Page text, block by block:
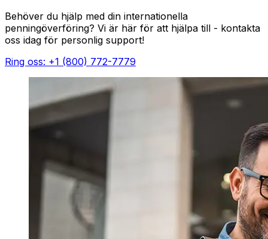
Behöver du hjälp med din internationella
penningöverföring? Vi är här för att hjälpa till - kontakta
oss idag för personlig support!
Ring oss: +1 (800) 772-7779